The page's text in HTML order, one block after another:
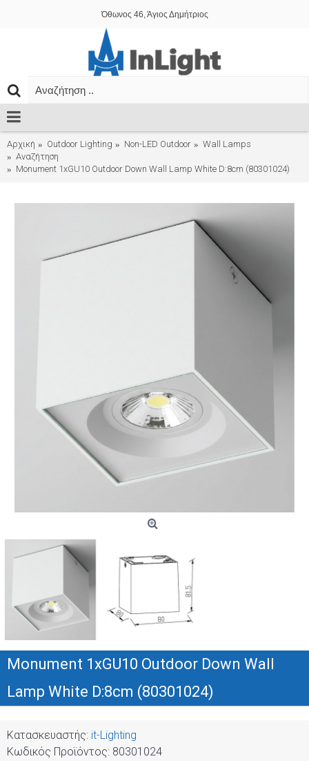
Όθωνος 46, Άγιος Δημήτριος
Αρχική Outdoor Lighting Non-LED Outdoor
Wall Lamps
Αναζήτηση
Monument 1xGU10 Outdoor Down Wall Lamp White D:8cm (80301024)
Monument 1xGU10 Outdoor Down Wall
Lamp White D:8cm (80301024)
Κατασκευαστής: it-Lighting
Κωδικός Προϊόντος: 80301024